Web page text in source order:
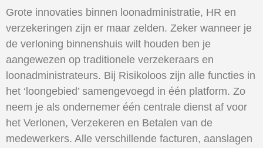
Grote innovaties binnen loonadministratie, HR en
verzekeringen zijn er maar zelden. Zeker wanneer je
de verloning binnenshuis wilt houden ben je
aangewezen op traditionele verzekeraars en
loonadministrateurs. Bij Risikoloos zijn alle functies in
het ‘loongebied’ samengevoegd in één platform. Zo
neem je als ondernemer één centrale dienst af voor
het Verlonen, Verzekeren en Betalen van de
medewerkers. Alle verschillende facturen, aanslagen